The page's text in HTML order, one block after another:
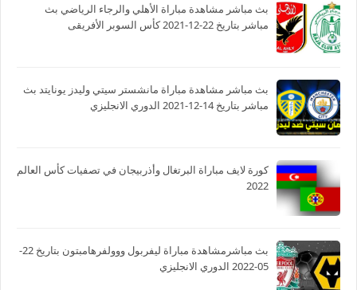
بث مباشر مشاهدة مباراة الأهلي والرجاء الرياضي بث
مباشر بتاريخ 22-12-2021 كأس السوبر الأفريقى
بث مباشر مشاهدة مباراة مانشستر سيتي وليدز يونايتد بث
مباشر بتاريخ 14-12-2021 الدوري الانجليزي
كورة لايف مباراة البرتغال وأذربيجان في تصفيات كأس العالم
2022
بث مباشرمشاهدة مباراة ليفربول ووولفرهامبتون بتاريخ 22-
05-2022 الدوري الانجليزي